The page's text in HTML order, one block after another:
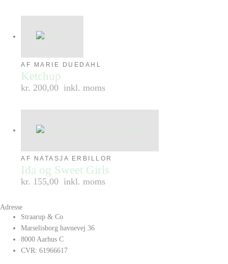
AF MARIE DUEDAHL
Ketchup
kr. 200,00 inkl. moms
AF NATASJA ERBILLOR
Ida og Sweet Girls
kr. 155,00 inkl. moms
Adresse
Straarup & Co
Marselisborg havnevej 36
8000 Aarhus C
CVR: 61966617